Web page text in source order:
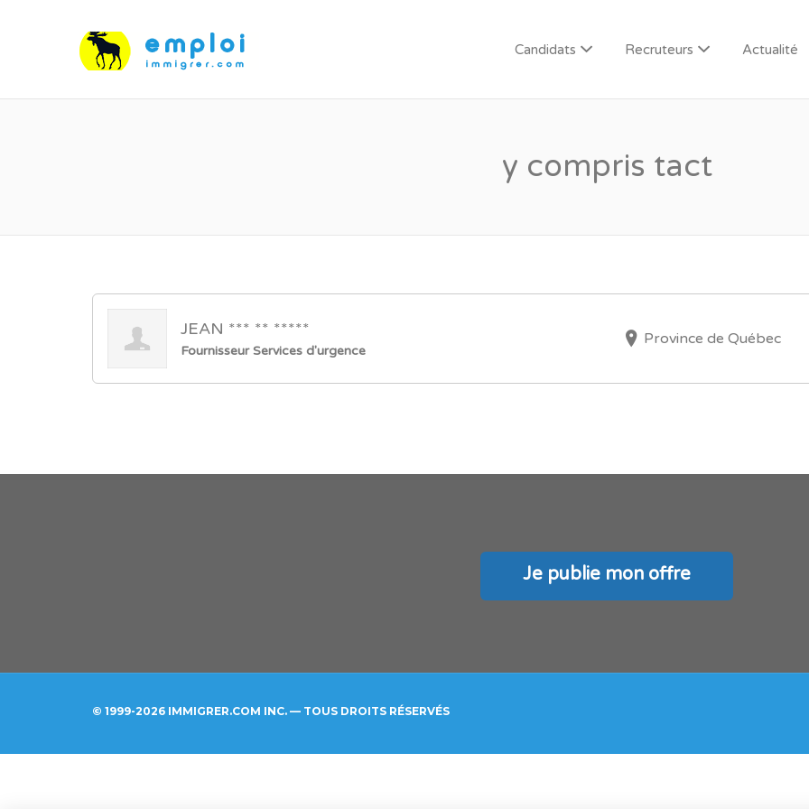
Candidats Recruteurs Actualité
y compris tact
JEAN *** ** *****
Fournisseur Services d'urgence
Province de Québec
Je publie mon offre
© 1999-2026 IMMIGRER.COM INC. — TOUS DROITS RÉSERVÉS